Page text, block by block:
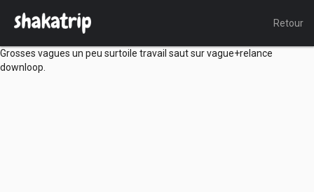
Retour
Grosses vagues un peu surtoile travail saut sur vague+relance
downloop.